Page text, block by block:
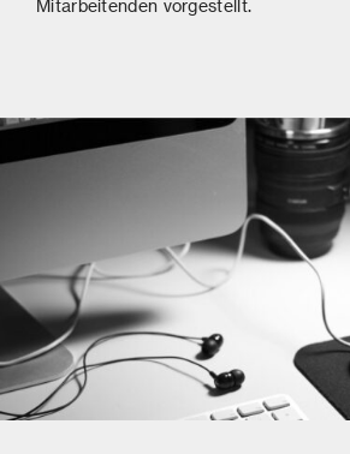
Mitarbeitenden vorgestellt.